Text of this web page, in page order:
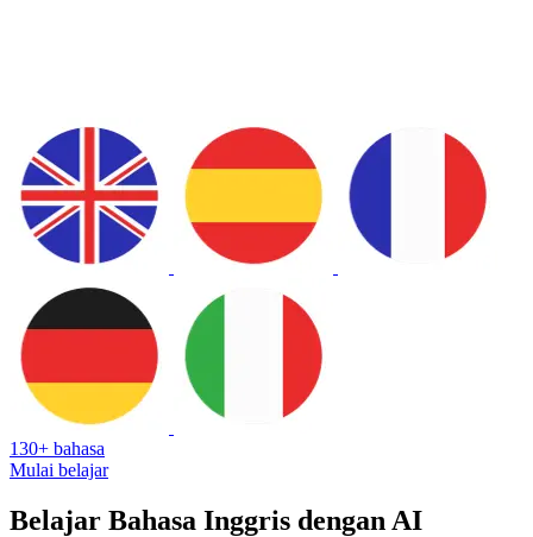
130+ bahasa
Mulai belajar
Belajar Bahasa Inggris dengan AI